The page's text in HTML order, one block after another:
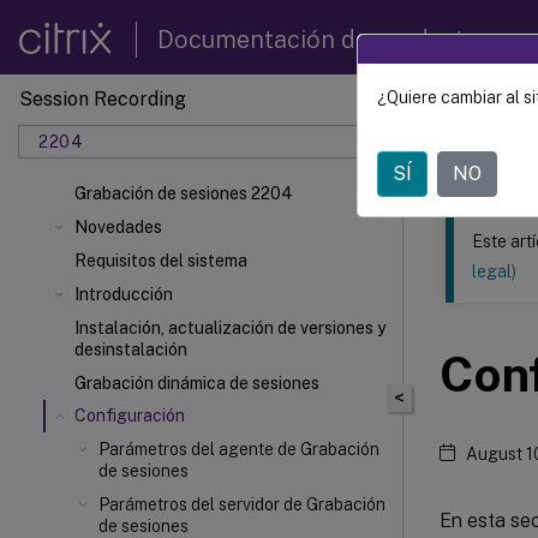
Documentación de productos
Session Recording
2204
Grabación de sesiones 2204
Novedades
Requisitos del sistema
Introducción
Instalación, actualización de versiones y
desinstalación
Grabación dinámica de sesiones
Configuración
Parámetros del agente de Grabación
de sesiones
Parámetros del servidor de Grabación
de sesiones
Este
<
Este
legal)
August
En esta
¿Quiere cambiar al
SÍ NO